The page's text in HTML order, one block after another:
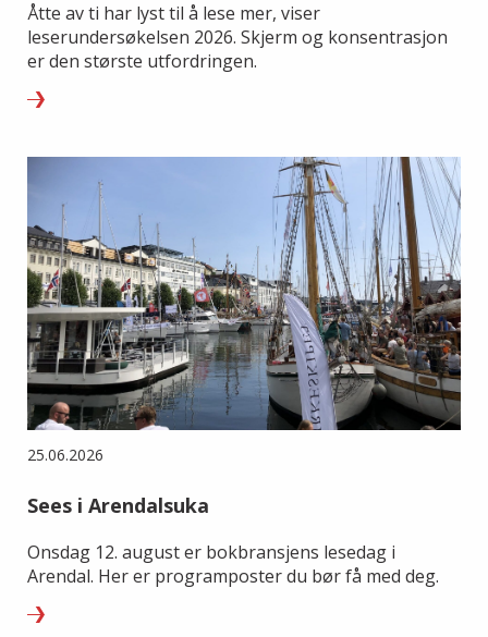
Åtte av ti har lyst til å lese mer, viser
leserundersøkelsen 2026. Skjerm og konsentrasjon
er den største utfordringen.
25.06.2026
Sees i Arendalsuka
Onsdag 12. august er bokbransjens lesedag i
Arendal. Her er programposter du bør få med deg.